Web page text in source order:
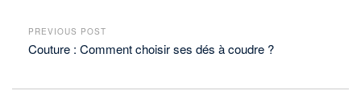
PREVIOUS POST
Couture : Comment choisir ses dés à coudre ?